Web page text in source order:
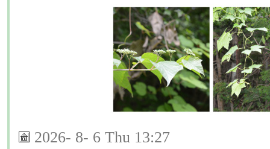
2026- 8- 6 Thu 13:27